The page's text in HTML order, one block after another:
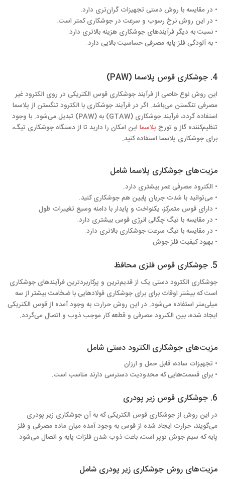
• در مقایسه با روش دستی تجهیزات گران‌تری دارد.
• در این روش نرخ رسوب و سرعت در جوشکاری کمتر است.
• نسبت به دیگر فرآیندهای جوشکاری هزینه بالاتری دارد.
• به آلودگی فلز پایه مصرفی حساسیت بالایی دارد.
4. جوشکاری قوس پلاسما (PAW)
این روش نوع خاصی از فرآیند جوشکاری قوس الکتریکی در روی الکترود غیر
مصرفی تنگستن می‌باشد. اگر در فرآیند جوشکاری با الکترود تنگستن از پلاسما
استفاده گردد، فرآیند جوشکاری (GTAW) به (PAW) تبدیل می‌شود. با وجود
تنظیم‌کننده گاز و تورج پلاسما این امکان را دارید تا از دستگاه جوشکاری تیگ،
برای جوشکاری پلاسما استفاده کنید.
مزیت‌های جوشکاری پلاسما شامل
• الکترود مصرفی عمر بیشتری دارد.
• می‌توانید با شدت جریان پایین هم جوشکاری کنید.
• دارای قوس متمرکز، یکنواخت و پایدار با دامنه وسیع تغییرات طول
• در مقایسه با تیگ چگالی انرژی قوس بیشتری دارد.
• در مقایسه با تیگ سرعت جوشکاری بالاتری دارد.
• بهبود کیفیت فلز جوش
5. جوشکاری قوس فلزی محافظ
جوشکاری الکترود دستی یک از قدیم‌ترین و پرکاربردترین فرآیندهای جوشکاری
است که بیشتر اوقات برای برای جوشکاری فولادهایی با ضخامت بیشتر از سه
میلی‌متر استفاده می‌شود. در این روش حرارت به وجود آمده از قوس الکتریکی
ایجاد شده، بین الکترود مصرفی و قطعه کار موجب ذوب و اتصال می‌گردد.
مزیت‌های جوشکاری الکترود دستی شامل
• تجهیزات ساده، قابل حمل و ارزان
• برای قسمت‌هایی که محدودیت دسترسی دارند مناسب است.
6. جوشکاری قوس زیر پودری
در این روش از جوشکاری قوس الکتریکی که به آن جوشکاری زیر پودری
می‌گویند، حرارت ایجاد شده از قوس به وجود آمده میان ماده مصرفی و فلز
پایه که سیم جوش توپر است، باعث ذوب شدن فلزات پایه و اتصال می‌شود.
مزیت‌های روش جوشکاری زیر پودری شامل